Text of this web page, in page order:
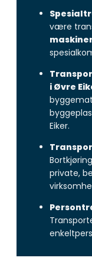
være
i Øvre
Eiker.
private,